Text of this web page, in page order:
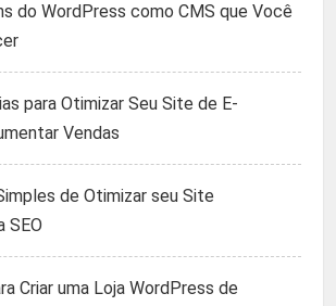
do WordPress como CMS que Você
para Otimizar Seu Site de E-
Vendas
de Otimizar seu Site
SEO
Criar uma Loja WordPress de